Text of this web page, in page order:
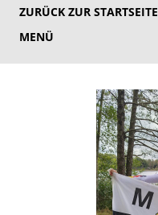
ZURÜCK ZUR STARTSEITE
MENÜ